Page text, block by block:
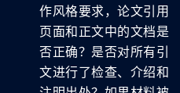
作风格要求，论文引用
页面和正文中的文档是
否正确？是否对所有引
文进行了检查、介绍和